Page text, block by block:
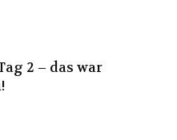
2 – das war